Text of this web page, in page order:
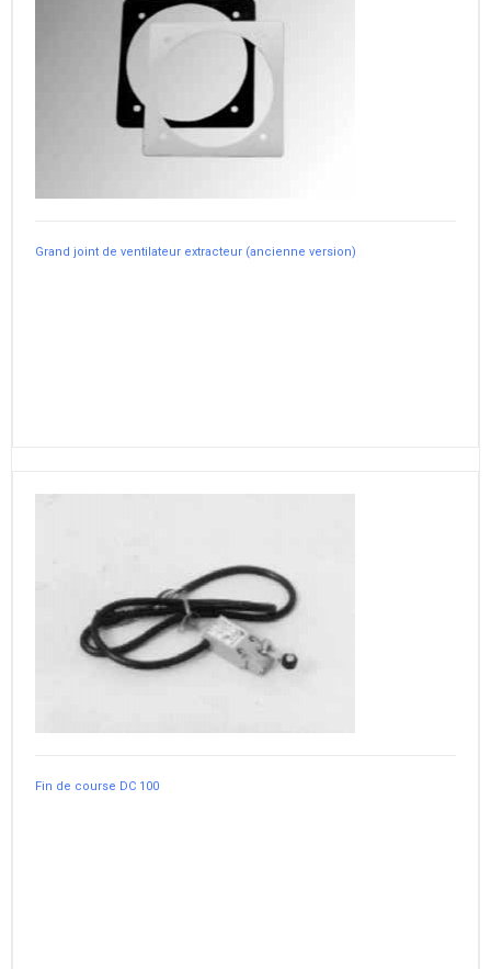
Grand joint de ventilateur extracteur (ancienne version)
Fin de course DC 100